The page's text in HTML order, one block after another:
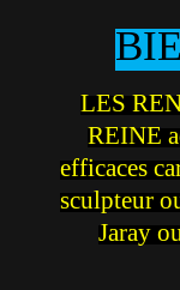
LES
REINE
efficaces
sculpteur
Jaray